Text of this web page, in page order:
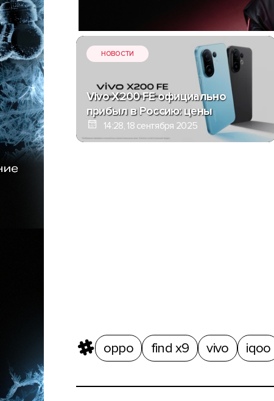
НОВОСТИ
Vivo X200 FE официально
прибыл в Россию: цены
14:28, 18 сентября 2025
oppo find x9 vivo iqoo